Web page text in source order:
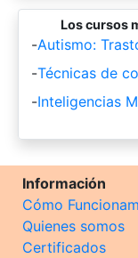
Los cursos
-Autismo:
-Técnicas de
-Inteligencias
Información
Cómo
Quienes somos
Certificados